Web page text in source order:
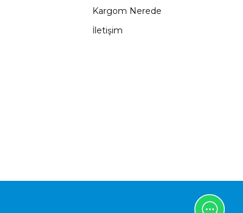
Kargom Nerede
İletişim